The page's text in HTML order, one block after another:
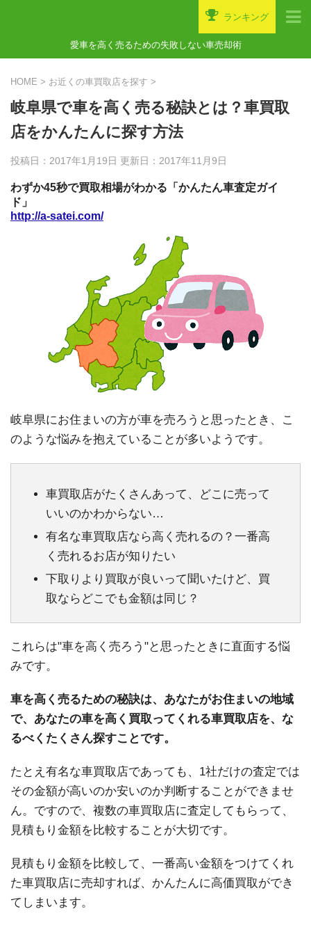
ランキング
愛車を高く売るための失敗しない車売却術
HOME > お近くの車買取店を探す >
岐阜県で車を高く売る秘訣とは？車買取
店をかんたんに探す方法
投稿日：2017年1月19日 更新日： 2017年11月9日
わずか45秒で買取相場がわかる「かんたん車査定ガイ
ド」
http://a-satei.com/
岐阜県にお住まいの方が車を売ろうと思ったとき、こ
のような悩みを抱えていることが多いようです。
車買取店がたくさんあって、どこに売って
いいのかわからない…
有名な車買取店なら高く売れるの？一番高
く売れるお店が知りたい
下取りより買取が良いって聞いたけど、買
取ならどこでも金額は同じ？
これらは"車を高く売ろう"と思ったときに直面する悩
みです。
車を高く売るための秘訣は、あなたがお住まいの地域
で、あなたの車を高く買取ってくれる車買取店を、な
るべくたくさん探すことです。
たとえ有名な車買取店であっても、1社だけの査定では
その金額が高いのか安いのか判断することができませ
ん。ですので、複数の車買取店に査定してもらって、
見積もり金額を比較することが大切です。
見積もり金額を比較して、一番高い金額をつけてくれ
た車買取店に売却すれば、かんたんに高価買取ができ
てしまいます。